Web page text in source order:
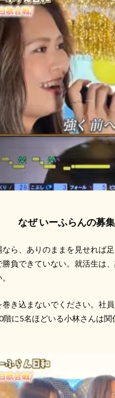
なぜ いーふらんの募
ら、ありのままを見せれば
負できていない。就活生は
き込まないでください。社
に5名ほどいる小林さんは